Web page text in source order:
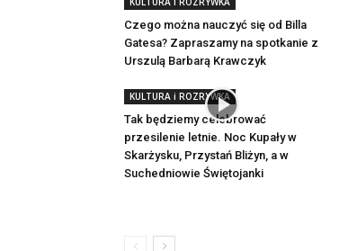
Czego można nauczyć się od Billa
Gatesa? Zapraszamy na spotkanie z
Urszulą Barbarą Krawczyk
KULTURA i ROZRYWKA
Tak będziemy celebrować
przesilenie letnie. Noc Kupały w
Skarżysku, Przystań Bliżyn, a w
Suchedniowie Świętojanki